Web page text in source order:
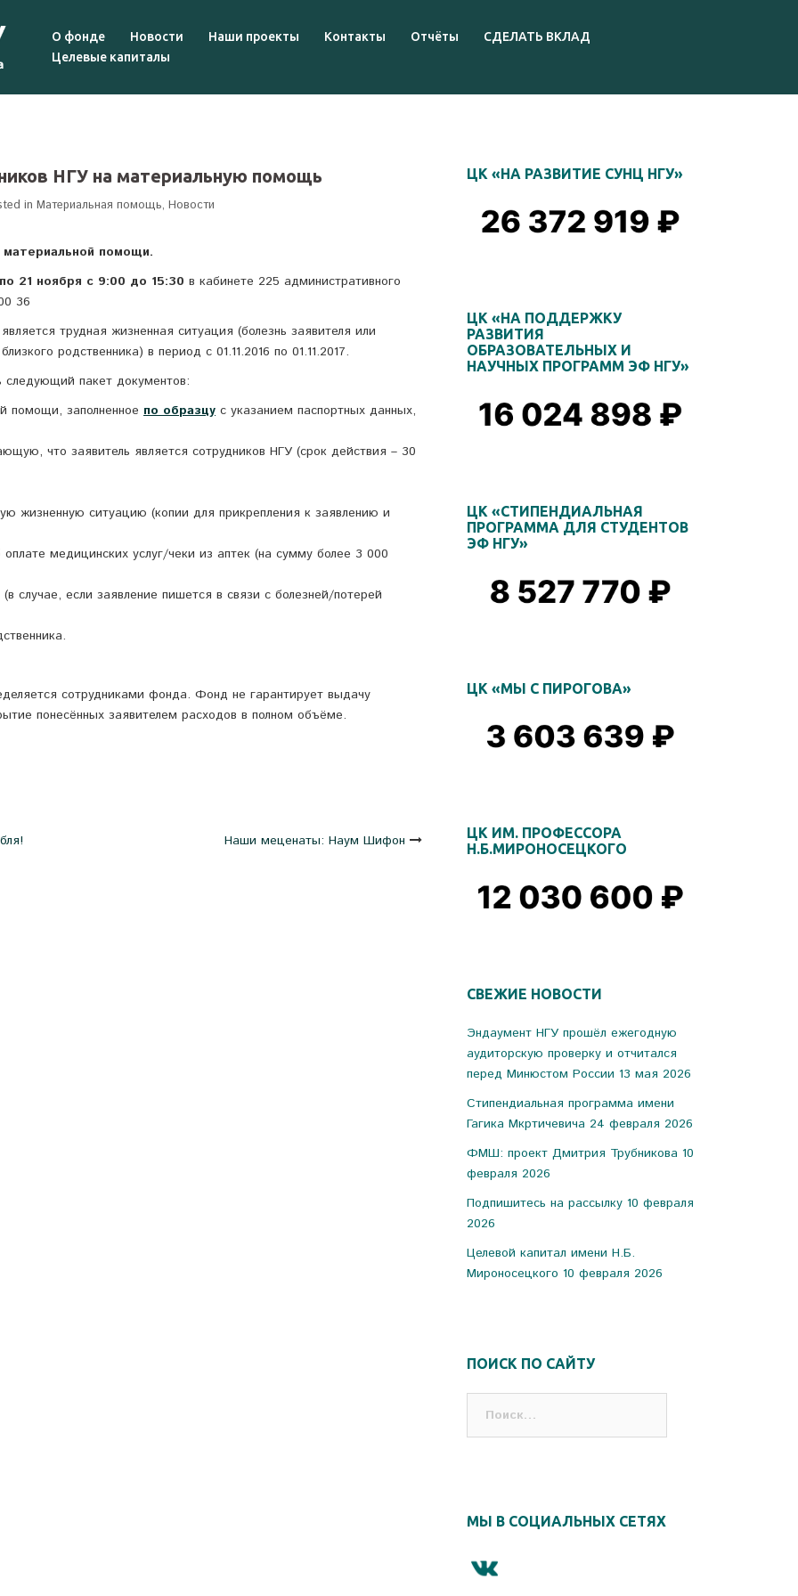
О фонде Новости Наши проекты Контакты Отчёты
СДЕЛАТЬ ВКЛАД
Целевые капиталы
НГУ на материальную помощь
in Материальная помощь, Новости
материальной помощи.
21 ноября с 9:00 до 15:30 в кабинете 225 административного
36
трудная жизненная ситуация (болезнь заявителя или
родственника) в период с 01.11.2016 по 01.11.2017.
следующий пакет документов:
помощи, заполненное по образцу с указанием паспортных данных,
что заявитель является сотрудников НГУ (срок действия – 30
жизненную ситуацию (копии для прикрепления к заявлению и
медицинских услуг/чеки из аптек (на сумму более 3 000
случае, если заявление пишется в связи с болезней/потерей
сотрудниками фонда. Фонд не гарантирует выдачу
понесённых заявителем расходов в полном объёме.
Наши меценаты: Наум Шифон
ЦК «НА РАЗВИТИЕ СУНЦ НГУ»
ЦК «НА ПОДДЕРЖКУ
РАЗВИТИЯ
ОБРАЗОВАТЕЛЬНЫХ И
НАУЧНЫХ ПРОГРАММ ЭФ НГУ»
ЦК «СТИПЕНДИАЛЬНАЯ
ПРОГРАММА ДЛЯ СТУДЕНТОВ
ЭФ НГУ»
ЦК «МЫ С ПИРОГОВА»
ЦК ИМ. ПРОФЕССОРА
Н.Б.МИРОНОСЕЦКОГО
СВЕЖИЕ НОВОСТИ
Эндаумент НГУ прошёл ежегодную
аудиторскую проверку и отчитался
перед Минюстом России 13 мая 2026
Стипендиальная программа имени
Гагика Мкртичевича 24 февраля 2026
ФМШ: проект Дмитрия Трубникова 10
февраля 2026
Подпишитесь на рассылку 10 февраля
2026
Целевой капитал имени Н.Б.
Мироносецкого 10 февраля 2026
ПОИСК ПО САЙТУ
МЫ В СОЦИАЛЬНЫХ СЕТЯХ